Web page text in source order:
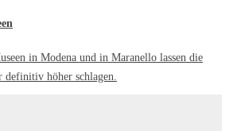
in Modena und in Maranello lassen die
definitiv höher schlagen.